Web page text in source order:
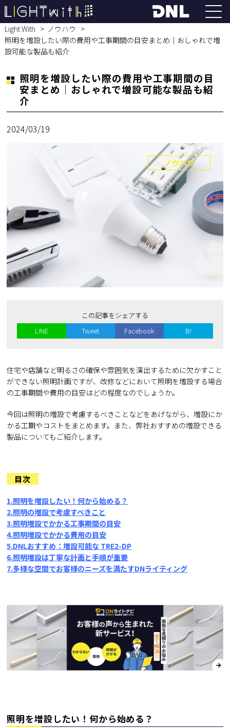
Light With
ノウハウ
照明を増設したい際の費用や工事期間の目安まとめ｜おしゃれで増
設可能な製品も紹介
照明を増設したい際の費用や工事期間の目
安まとめ｜おしゃれで増設可能な製品も紹
介
2024/03/19
ノウハウ
この記事をシェアする
LINE
Tweet Facebook B!
住宅や店舗など明るさの確保や雰囲気を演出するために欠かすこと
ができない照明計画ですが、改修などにおいて照明を増設する場合
の工事期間や費用の目安はどの程度なのでしょうか。
今回は照明の増設で考慮するべきことなどをあげながら、増設にか
かる工期やコストをまとめます。また、弊社おすすめの増設できる
製品についてもご紹介します。
目次
1.照明を増設したい！何から始める？
2.照明の増設で考慮すべきこと
3.照明増設でかかる工事期間の目安
4.照明増設でかかる費用の目安
5.DNLおすすめ：増設可能な TRE2-DP
6.照明増設は丁寧な計画と手順が重要
7.多様な空間でお客様のニーズを満たすDNライティング
照明を増設したい！何から始める？